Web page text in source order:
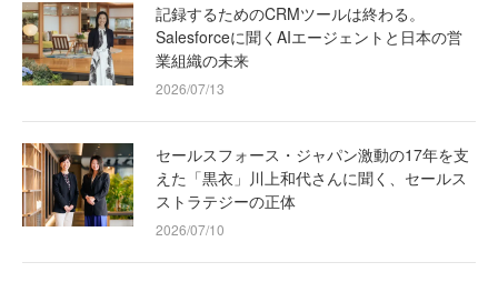
記録するためのCRMツールは終わる。
Salesforceに聞くAIエージェントと日本の営
業組織の未来
2026/07/13
セールスフォース・ジャパン激動の17年を支
えた「黒衣」川上和代さんに聞く、セールス
ストラテジーの正体
2026/07/10